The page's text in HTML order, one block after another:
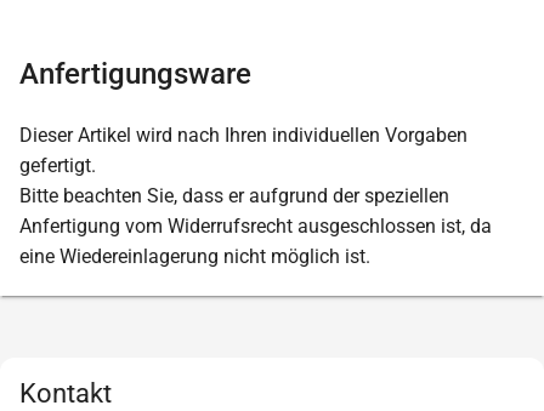
Anfertigungsware
Dieser Artikel wird nach Ihren individuellen Vorgaben
gefertigt.
Bitte beachten Sie, dass er aufgrund der speziellen
Anfertigung vom Widerrufsrecht ausgeschlossen ist, da
eine Wiedereinlagerung nicht möglich ist.
Kontakt